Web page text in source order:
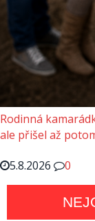
Rodinná
ale přišel až
5.8.2026
0